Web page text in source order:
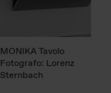
MONIKA Tavolo
Fotografo: Lorenz
Sternbach